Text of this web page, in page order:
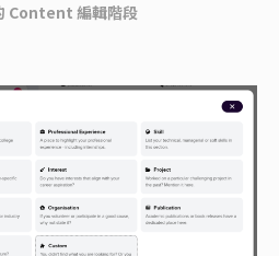
Content 編輯階段